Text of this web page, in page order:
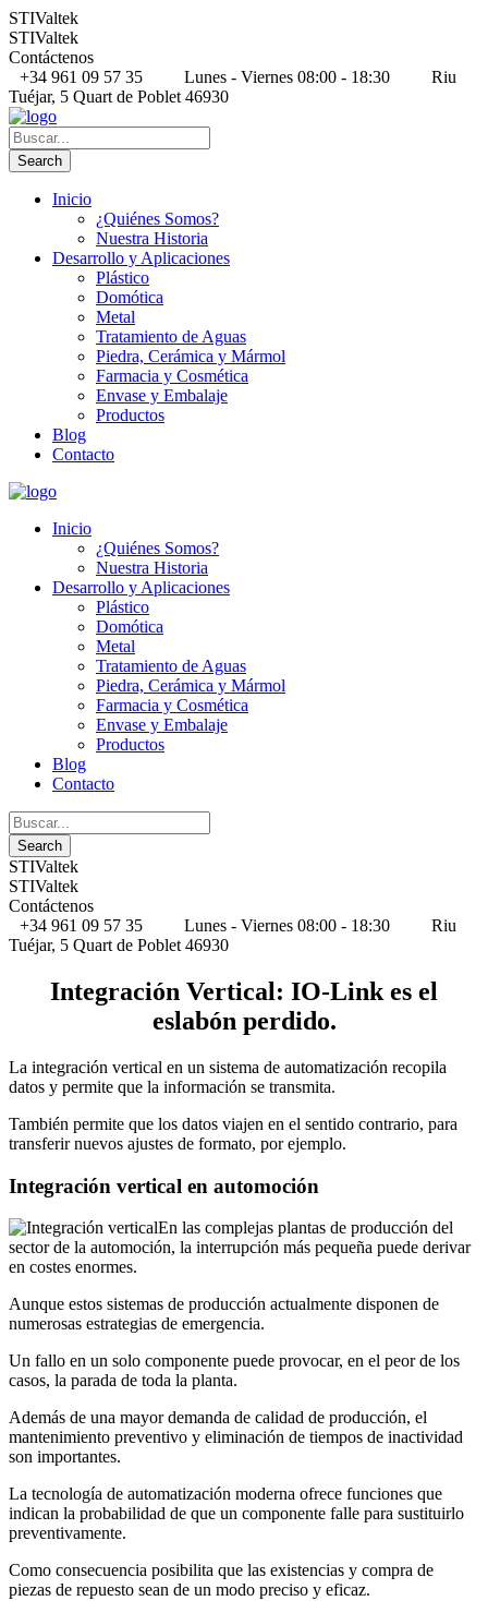
STIValtek
STIValtek
Contáctenos
+34 961 09 57 35
Lunes - Viernes 08:00 - 18:30
Riu
Tuéjar, 5 Quart de Poblet 46930
Inicio
¿Quiénes Somos?
Nuestra Historia
Desarrollo y Aplicaciones
Plástico
Domótica
Metal
Tratamiento de Aguas
Piedra, Cerámica y Mármol
Farmacia y Cosmética
Envase y Embalaje
Productos
Blog
Contacto
Inicio
¿Quiénes Somos?
Nuestra Historia
Desarrollo y Aplicaciones
Plástico
Domótica
Metal
Tratamiento de Aguas
Piedra, Cerámica y Mármol
Farmacia y Cosmética
Envase y Embalaje
Productos
Blog
Contacto
STIValtek
STIValtek
Contáctenos
+34 961 09 57 35
Lunes - Viernes 08:00 - 18:30
Riu
Tuéjar, 5 Quart de Poblet 46930
Integración Vertical: IO-Link es el
eslabón perdido.
La integración vertical en un sistema de automatización recopila
datos y permite que la información se transmita.
También permite que los datos viajen en el sentido contrario, para
transferir nuevos ajustes de formato, por ejemplo.
Integración vertical en automoción
En las complejas plantas de producción del
sector de la automoción, la interrupción más pequeña puede derivar
en costes enormes.
Aunque estos sistemas de producción actualmente disponen de
numerosas estrategias de emergencia.
Un fallo en un solo componente puede provocar, en el peor de los
casos, la parada de toda la planta.
Además de una mayor demanda de calidad de producción, el
mantenimiento preventivo y eliminación de tiempos de inactividad
son importantes.
La tecnología de automatización moderna ofrece funciones que
indican la probabilidad de que un componente falle para sustituirlo
preventivamente.
Como consecuencia posibilita que las existencias y compra de
piezas de repuesto sean de un modo preciso y eficaz.